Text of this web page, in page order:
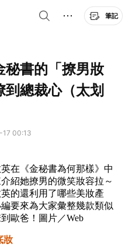
筆記
秘書的「撩男妝
總裁心（太划
17 00:13
在《金秘書為何那樣》中
紹她撩男的微笑妝容拉～
的還利用了哪些美妝產
要來為大家彙整幾款類似
歐爸！圖片／Web
妝